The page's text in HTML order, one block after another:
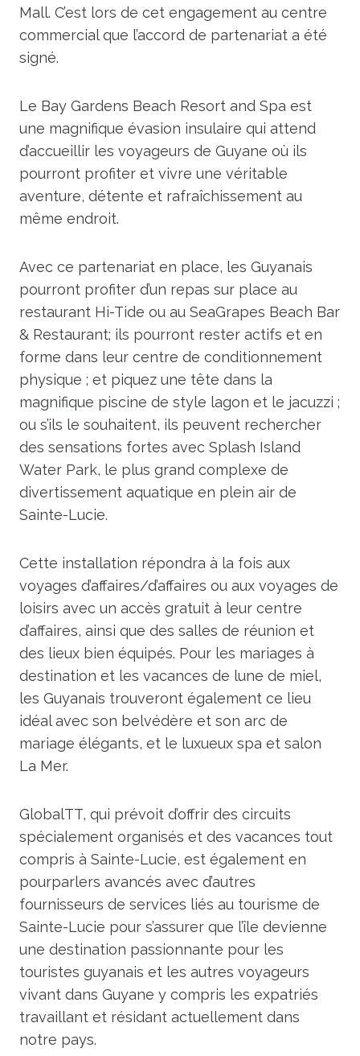
Mall. C’est lors de cet engagement au centre
commercial que l’accord de partenariat a été
signé.
Le Bay Gardens Beach Resort and Spa est
une magnifique évasion insulaire qui attend
d’accueillir les voyageurs de Guyane où ils
pourront profiter et vivre une véritable
aventure, détente et rafraîchissement au
même endroit.
Avec ce partenariat en place, les Guyanais
pourront profiter d’un repas sur place au
restaurant Hi-Tide ou au SeaGrapes Beach Bar
& Restaurant; ils pourront rester actifs et en
forme dans leur centre de conditionnement
physique ; et piquez une tête dans la
magnifique piscine de style lagon et le jacuzzi ;
ou s’ils le souhaitent, ils peuvent rechercher
des sensations fortes avec Splash Island
Water Park, le plus grand complexe de
divertissement aquatique en plein air de
Sainte-Lucie.
Cette installation répondra à la fois aux
voyages d’affaires/d’affaires ou aux voyages de
loisirs avec un accès gratuit à leur centre
d’affaires, ainsi que des salles de réunion et
des lieux bien équipés. Pour les mariages à
destination et les vacances de lune de miel,
les Guyanais trouveront également ce lieu
idéal avec son belvédère et son arc de
mariage élégants, et le luxueux spa et salon
La Mer.
GlobalTT, qui prévoit d’offrir des circuits
spécialement organisés et des vacances tout
compris à Sainte-Lucie, est également en
pourparlers avancés avec d’autres
fournisseurs de services liés au tourisme de
Sainte-Lucie pour s’assurer que l’île devienne
une destination passionnante pour les
touristes guyanais et les autres voyageurs
vivant dans Guyane y compris les expatriés
travaillant et résidant actuellement dans
notre pays.